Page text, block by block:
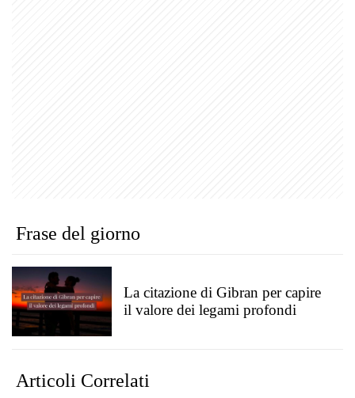
Frase del giorno
La citazione di Gibran per capire
il valore dei legami profondi
Articoli Correlati